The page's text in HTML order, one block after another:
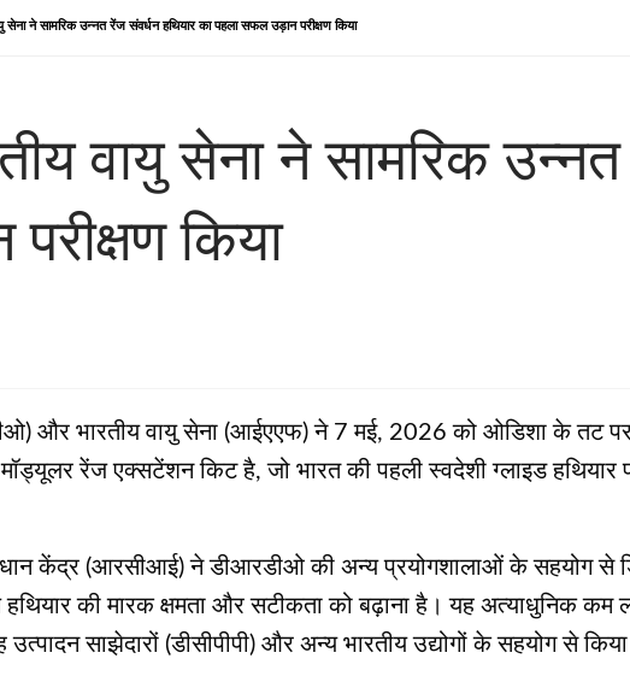
सेना ने सामरिक उन्नत रेंज संवर्धन हथियार का पहला सफल उड़ान परीक्षण किया
वायु सेना ने सामरिक
किया
और भारतीय वायु सेना (आईएएफ) ने 7 मई, 2026 को ओडिशा के तट पर
रेंज एक्सटेंशन किट है, जो भारत की पहली स्वदेशी ग्लाइड हथियार
केंद्र (आरसीआई) ने डीआरडीओ की अन्य प्रयोगशालाओं के सहयोग से
की मारक क्षमता और सटीकता को बढ़ाना है। यह अत्याधुनिक कम
साझेदारों (डीसीपीपी) और अन्य भारतीय उद्योगों के सहयोग से